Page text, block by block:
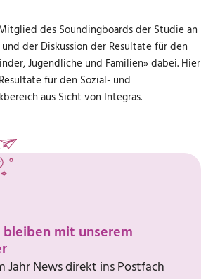
des Soundingboards der Studie an
der Diskussion der Resultate für den
Jugendliche und Familien» dabei. Hier
für den Sozial- und
aus Sicht von Integras.
mit unserem
Jahr News direkt ins Postfach